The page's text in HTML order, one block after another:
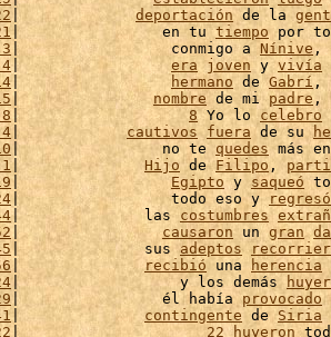
| deportación de la
|                en tu tiempo por
|                 conmigo a Nínive ,
| era joven y vivía
| hermano de Gabrí ,
| nombre de mi padre ,
| 8 Yo lo celebro
| cautivos fuera de su
|                no te quedes más
| Hijo de Filipo ,
| Egipto y saqueó
|                 todo eso y regresó
|              las costumbres
| causaron un gran
|              sus adeptos
| recibió una herencia
|                  y los demás
|                él había provocado
| contingente de Siria
| 22 huyeron